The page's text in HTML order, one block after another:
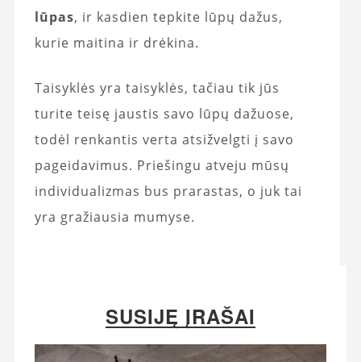
lūpas, ir kasdien tepkite lūpų dažus,
kurie maitina ir drėkina.
Taisyklės yra taisyklės, tačiau tik jūs
turite teisę jaustis savo lūpų dažuose,
todėl renkantis verta atsižvelgti į savo
pageidavimus. Priešingu atveju mūsų
individualizmas bus prarastas, o juk tai
yra gražiausia mumyse.
SUSIJĘ ĮRAŠAI